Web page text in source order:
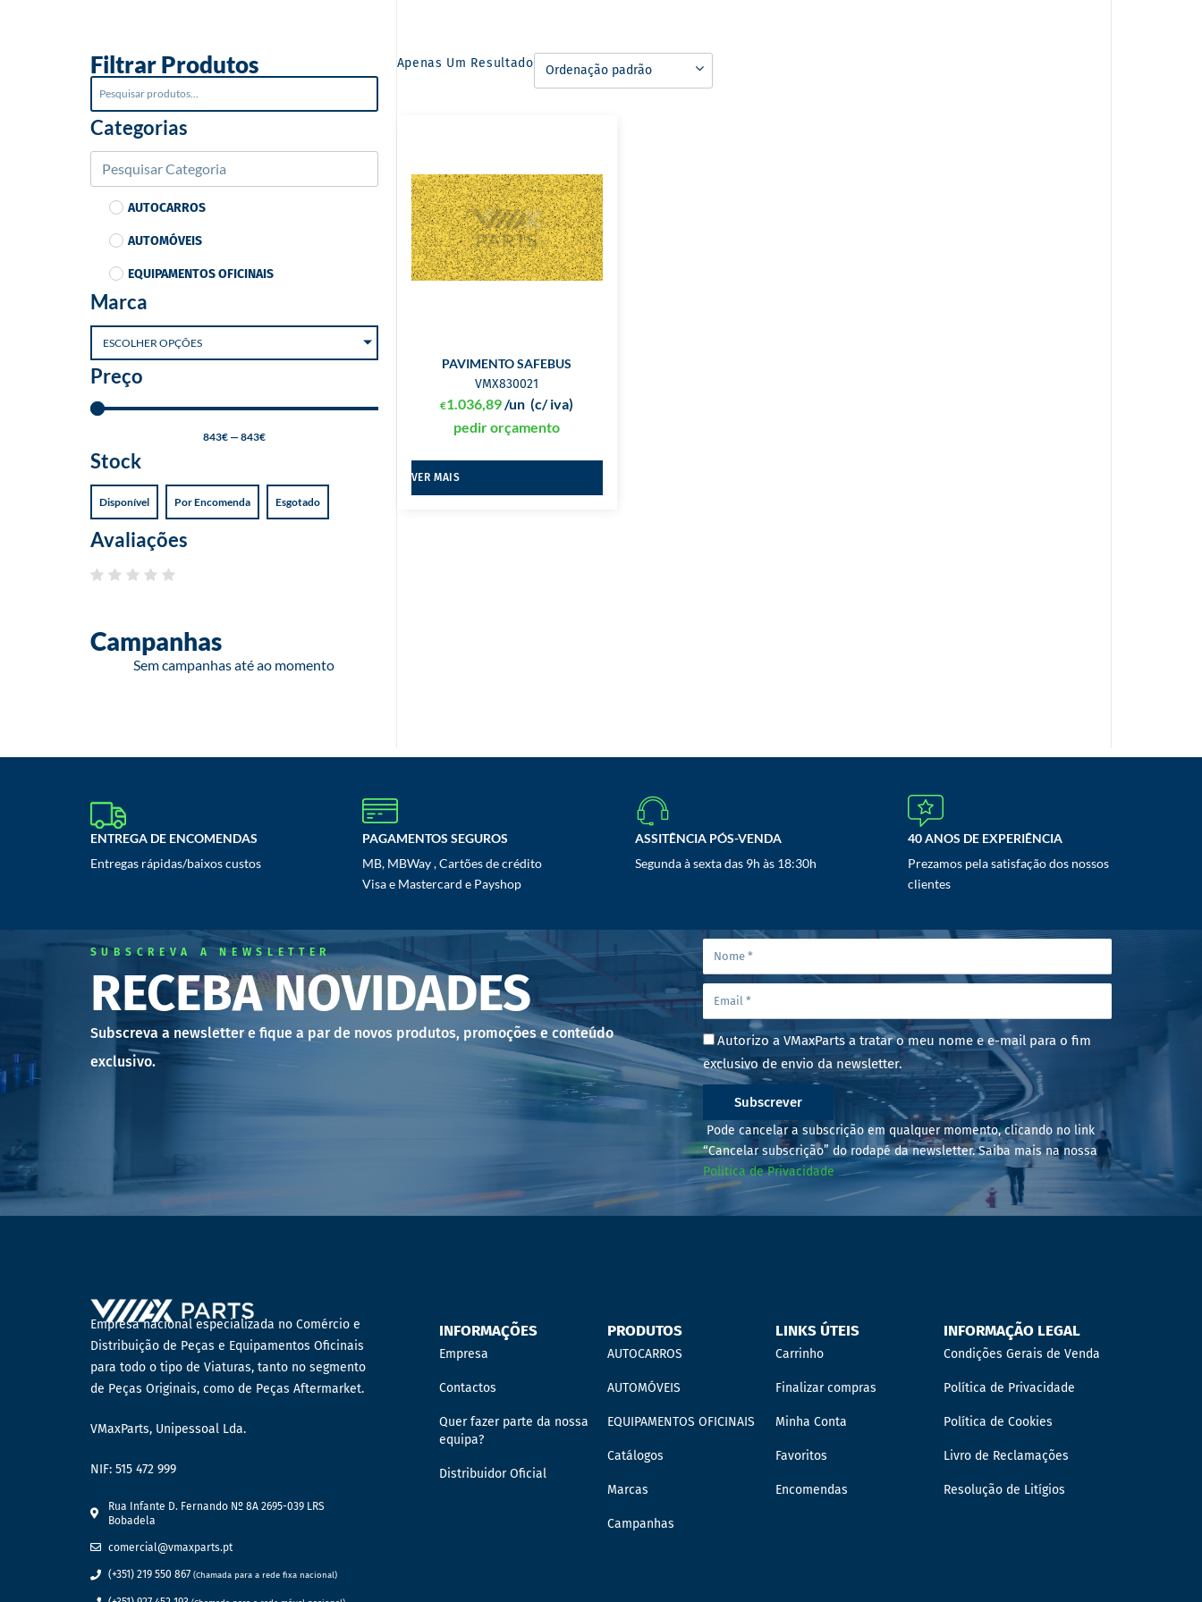
Filtrar Produtos
Categorias
AUTOCARROS
AUTOMÓVEIS
EQUIPAMENTOS OFICINAIS
Marca
ESCOLHER OPÇÕES
Preço
843€—843€
Stock
Disponível Por Encomenda Esgotado
Avaliações
Campanhas
Sem campanhas até ao momento
Apenas Um Resultado
PAVIMENTO SAFEBUS
VMX830021
€1.036,89 (c/ iva)
/un
pedir orçamento
VER MAIS
ENTREGA DE ENCOMENDAS
Entregas rápidas/baixos custos
PAGAMENTOS SEGUROS
MB, MBWay , Cartões de crédito
Visa e Mastercard e Payshop
ASSITÊNCIA PÓS-VENDA
Segunda à sexta das 9h às 18:30h
40 ANOS DE EXPERIÊNCIA
Prezamos pela satisfação dos nossos
clientes
SUBSCREVA A NEWSLETTER
RECEBA NOVIDADES
Subscreva a newsletter e fique a par de novos produtos, promoções e conteúdo
exclusivo.
Autorizo a VMaxParts a tratar o meu nome e e-mail para o fim
exclusivo de envio da newsletter.
Subscrever
Pode cancelar a subscrição em qualquer momento, clicando no link
“Cancelar subscrição” do rodapé da newsletter. Saiba mais na nossa
Política de Privacidade
Empresa nacional especializada no Comércio e
Distribuição de Peças e Equipamentos Oficinais
para todo o tipo de Viaturas, tanto no segmento
de Peças Originais, como de Peças Aftermarket.
VMaxParts, Unipessoal Lda.
NIF: 515 472 999
Rua Infante D. Fernando Nº 8A 2695-039 LRS
Bobadela
comercial@vmaxparts.pt
(+351) 219 550 867 (Chamada para a rede fixa nacional)
INFORMAÇÕES
Empresa
Contactos
Quer fazer parte da nossa
equipa?
Distribuidor Oficial
PRODUTOS
AUTOCARROS
AUTOMÓVEIS
EQUIPAMENTOS OFICINAIS
Catálogos
Marcas
Campanhas
LINKS ÚTEIS
Carrinho
Finalizar compras
Minha Conta
Favoritos
Encomendas
INFORMAÇÃO LEGAL
Condições Gerais de Venda
Política de Privacidade
Política de Cookies
Livro de Reclamações
Resolução de Litígios